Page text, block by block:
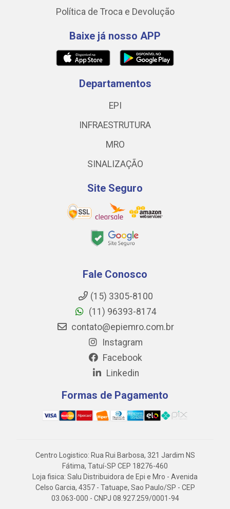
Política de Troca e Devolução
Baixe já nosso APP
Departamentos
EPI
INFRAESTRUTURA
MRO
SINALIZAÇÃO
Site Seguro
Fale Conosco
(15) 3305-8100
(11) 96393-8174
contato@epiemro.com.br
Instagram
Facebook
Linkedin
Formas de Pagamento
Centro Logistico: Rua Rui Barbosa, 321 Jardim NS
Fátima, Tatuí-SP CEP 18276-460
Loja fisica: Salu Distribuidora de Epi e Mro - Avenida
Celso Garcia, 4357 - Tatuape, Sao Paulo/SP - CEP
03.063-000 - CNPJ 08.927.259/0001-94